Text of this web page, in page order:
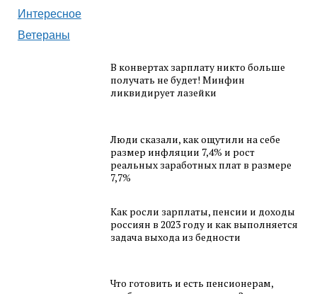
Интересное
Ветераны
В конвертах зарплату никто больше
получать не будет! Минфин
ликвидирует лазейки
Люди сказали, как ощутили на себе
размер инфляции 7,4% и рост
реальных заработных плат в размере
7,7%
Как росли зарплаты, пенсии и доходы
россиян в 2023 году и как выполняется
задача выхода из бедности
Что готовить и есть пенсионерам,